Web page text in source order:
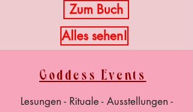
Zum Buch
Alles sehen!
Goddess Events
Lesungen - Rituale - Ausstellungen -